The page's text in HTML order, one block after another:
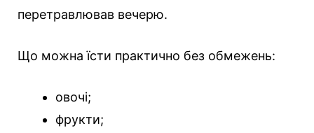
перетравлював вечерю.
Що можна їсти практично без обмежень:
овочі;
фрукти;